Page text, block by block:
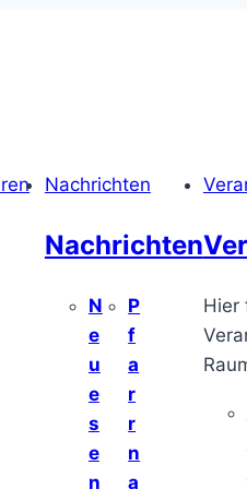
Nachrichten
Nachrichten
N
e
u
e
s
e
n
P
f
a
r
r
n
a
Hier